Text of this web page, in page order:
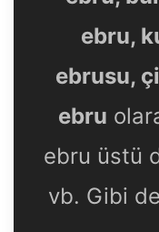
ebru,
ebrusu,
ebru
ebru üstü
vb. Gibi